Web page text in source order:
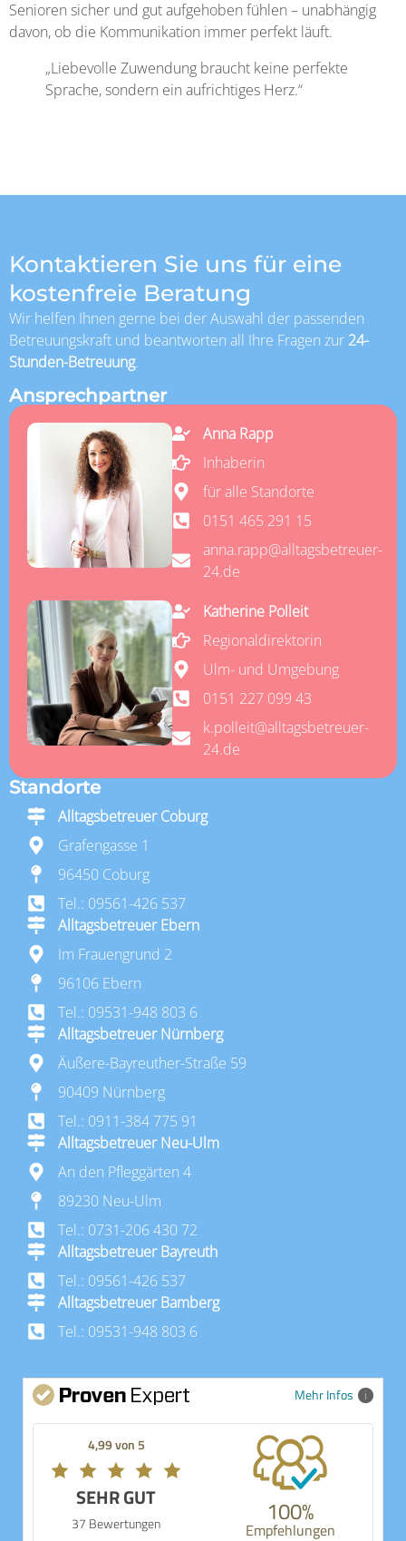
Senioren sicher und gut aufgehoben fühlen – unabhängig
davon, ob die Kommunikation immer perfekt läuft.
„Liebevolle Zuwendung braucht keine perfekte
Sprache, sondern ein aufrichtiges Herz.“
Kontaktieren Sie uns für eine
kostenfreie Beratung
Wir helfen Ihnen gerne bei der Auswahl der passenden
Betreuungskraft und beantworten all Ihre Fragen zur 24-
Stunden-Betreuung.
Ansprechpartner
Anna Rapp
Inhaberin
für alle Standorte
0151 465 291 15
anna.rapp@alltagsbetreuer-
24.de
Katherine Polleit
Regionaldirektorin
Ulm- und Umgebung
0151 227 099 43
k.polleit@alltagsbetreuer-
24.de
Standorte
Alltagsbetreuer Coburg
Grafengasse 1
96450 Coburg
Tel.: 09561-426 537
Alltagsbetreuer Ebern
Im Frauengrund 2
96106 Ebern
Tel.: 09531-948 803 6
Alltagsbetreuer Nürnberg
Äußere-Bayreuther-Straße 59
90409 Nürnberg
Tel.: 0911-384 775 91
Alltagsbetreuer Neu-Ulm
An den Pfleggärten 4
89230 Neu-Ulm
Tel.: 0731-206 430 72
Alltagsbetreuer Bayreuth
Tel.: 09561-426 537
Alltagsbetreuer Bamberg
Tel.: 09531-948 803 6
Mehr Infos
4,99 von 5
SEHR GUT
37 Bewertungen 100%
Empfehlungen